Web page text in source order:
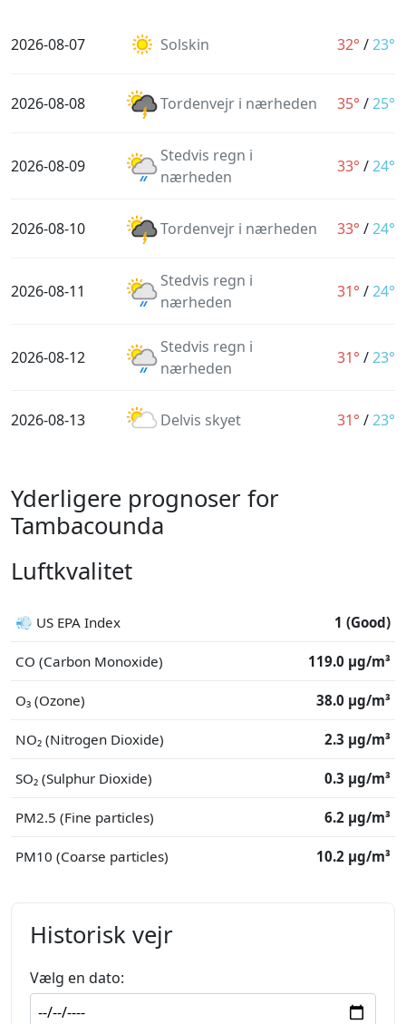
2026-08-07 Solskin 32° /23°
2026-08-08 Tordenvejr i nærheden 35° /25°
2026-08-09
Stedvis regn i
nærheden
33° /24°
2026-08-10 Tordenvejr i nærheden 33° /24°
2026-08-11
Stedvis regn i
nærheden
31° /24°
2026-08-12
Stedvis regn i
nærheden
31° /23°
2026-08-13 Delvis skyet 31° /23°
Yderligere prognoser for
Tambacounda
Luftkvalitet
💨 US EPA Index 1 (Good)
CO (Carbon Monoxide) 119.0 μg/m³
O₃ (Ozone) 38.0 μg/m³
NO₂ (Nitrogen Dioxide) 2.3 μg/m³
SO₂ (Sulphur Dioxide) 0.3 μg/m³
PM2.5 (Fine particles) 6.2 μg/m³
PM10 (Coarse particles) 10.2 μg/m³
Historisk vejr
Vælg en dato: